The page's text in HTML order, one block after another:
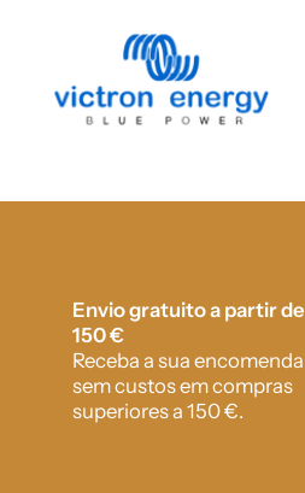
Envio gratuito a partir de
150 €
Receba a sua encomenda
sem custos em compras
superiores a 150 €.